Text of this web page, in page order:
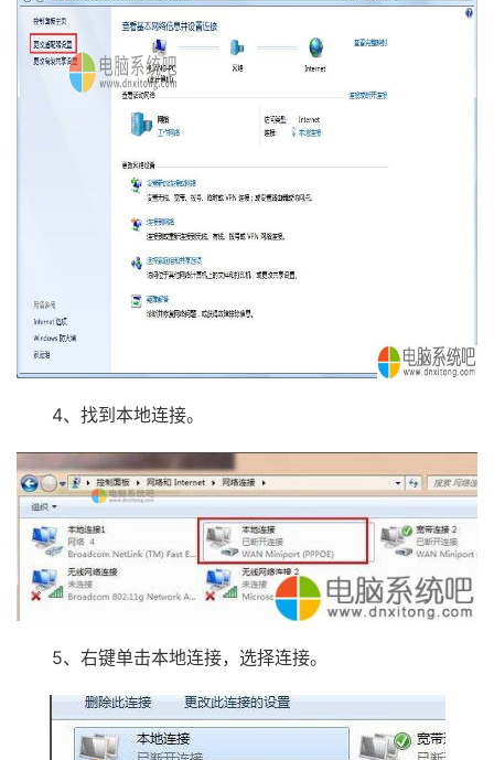
4、找到本地连接。
5、右键单击本地连接，选择连接。